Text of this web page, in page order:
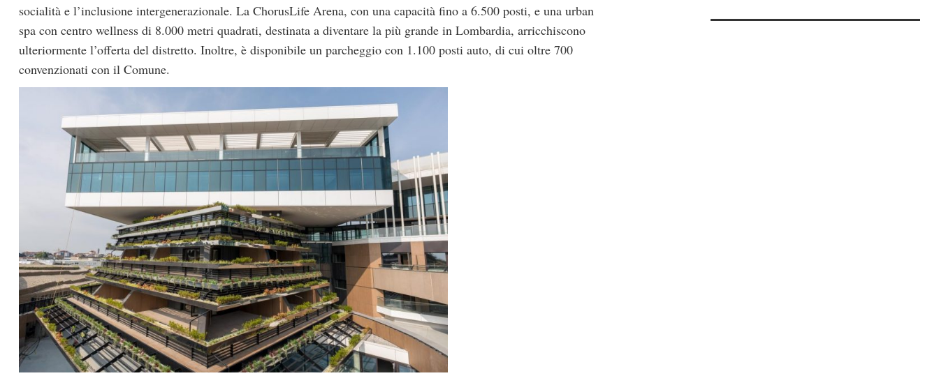
socialità e l’inclusione intergenerazionale. La ChorusLife Arena, con una capacità fino a 6.500 posti, e una urban
spa con centro wellness di 8.000 metri quadrati, destinata a diventare la più grande in Lombardia, arricchiscono
ulteriormente l’offerta del distretto. Inoltre, è disponibile un parcheggio con 1.100 posti auto, di cui oltre 700
convenzionati con il Comune.